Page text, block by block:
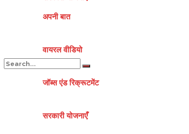
View All Result
अपनी बात
वायरल वीडियो
जॉब्स एंड रिक्रूटमेंट
सरकारी योजनाएँ